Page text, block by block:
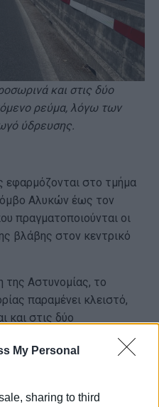
My Personal
sharing to third
και στις δύο
ρεύμα, λόγω των
ύδρευσης.
εφαρμόζονται στο τμήμα
Αλυκών έως τον
πραγματοποιούνται οι
βλάβης στον κεντρικό
Αστυνομίας, το
παραμένει κλειστό,
και στις δύο
ως οδός διπλής
κυκλοφορία στους